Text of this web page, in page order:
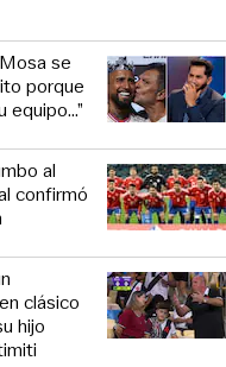
se
porque
equipo…”
al
confirmó
clásico
hijo